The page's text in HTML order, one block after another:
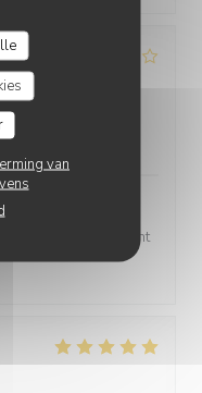
van
3
mais c'est la
et les deux fois ont